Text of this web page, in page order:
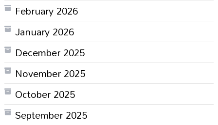
February 2026
January 2026
December 2025
November 2025
October 2025
September 2025